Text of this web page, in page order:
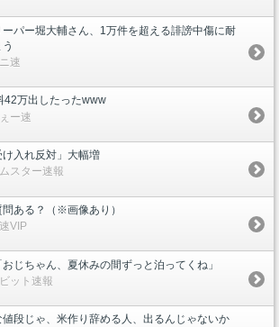
ーパー堀大輔さん、1万件を超える誹謗中傷に耐
速
42万出したったwww
ー速
入れ反対」大幅増
スター速報
ある？（※画像あり）
VIP
おじちゃん、夏休みの間ずっと泊ってくね」
ット速報
段じゃ、米作り辞める人、出るんじゃないか